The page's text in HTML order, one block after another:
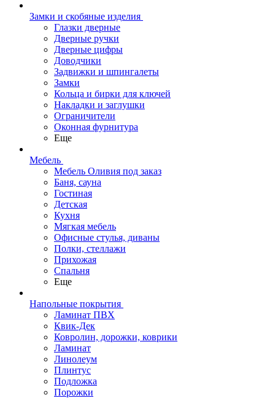
Замки и скобяные изделия
Глазки дверные
Дверные ручки
Дверные цифры
Доводчики
Задвижки и шпингалеты
Замки
Кольца и бирки для ключей
Накладки и заглушки
Ограничители
Оконная фурнитура
Еще
Мебель
Мебель Оливия под заказ
Баня, сауна
Гостиная
Детская
Кухня
Мягкая мебель
Офисные стулья, диваны
Полки, стеллажи
Прихожая
Спальня
Еще
Напольные покрытия
Ламинат ПВХ
Квик-Дек
Ковролин, дорожки, коврики
Ламинат
Линолеум
Плинтус
Подложка
Порожки